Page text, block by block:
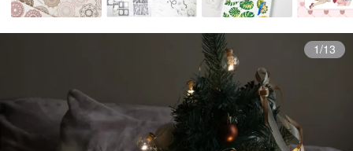
1/13